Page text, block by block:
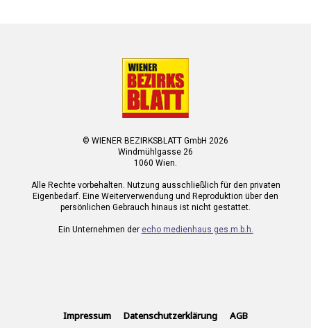
© WIENER BEZIRKSBLATT GmbH 2026
Windmühlgasse 26
1060 Wien.
Alle Rechte vorbehalten. Nutzung ausschließlich für den privaten
Eigenbedarf. Eine Weiterverwendung und Reproduktion über den
persönlichen Gebrauch hinaus ist nicht gestattet.
Ein Unternehmen der echo medienhaus ges.m.b.h.
Impressum Datenschutzerklärung AGB